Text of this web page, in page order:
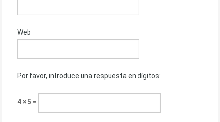
Web
Por favor, introduce una respuesta en dígitos:
4 × 5 =